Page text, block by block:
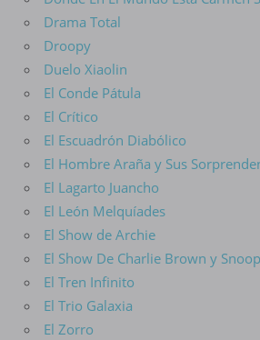
Drama Total
Droopy
Duelo Xiaolin
El Conde Pátula
El Crítico
El Escuadrón Diabólico
El Hombre Araña y Sus
El Lagarto Juancho
El León Melquíades
El Show de Archie
El Show De Charlie Brown y
El Tren Infinito
El Trio Galaxia
El Zorro